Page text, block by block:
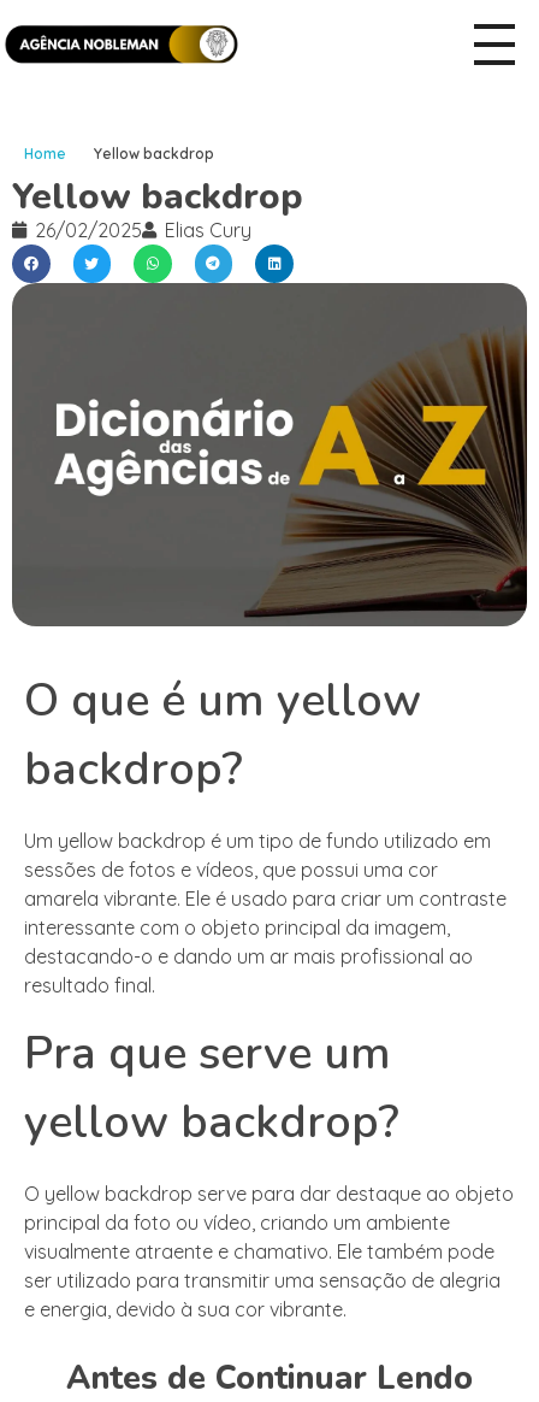
Home Yellow backdrop
Yellow backdrop
26/02/2025 Elias Cury
O que é um yellow
backdrop?
Um yellow backdrop é um tipo de fundo utilizado em
sessões de fotos e vídeos, que possui uma cor
amarela vibrante. Ele é usado para criar um contraste
interessante com o objeto principal da imagem,
destacando-o e dando um ar mais profissional ao
resultado final.
Pra que serve um
yellow backdrop?
O yellow backdrop serve para dar destaque ao objeto
principal da foto ou vídeo, criando um ambiente
visualmente atraente e chamativo. Ele também pode
ser utilizado para transmitir uma sensação de alegria
e energia, devido à sua cor vibrante.
Antes de Continuar Lendo